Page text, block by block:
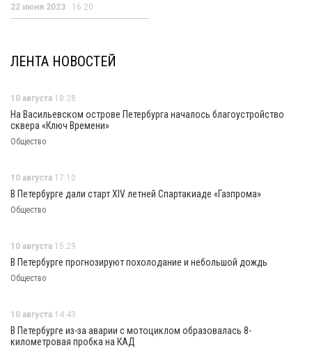
22 июня 2023 16:20
ЛЕНТА НОВОСТЕЙ
10 августа 18:28
На Васильевском острове Петербурга началось благоустройство
сквера «Ключ Времени»
Общество
10 августа 17:10
В Петербурге дали старт XIV летней Спартакиаде «Газпрома»
Общество
10 августа 15:29
В Петербурге прогнозируют похолодание и небольшой дождь
Общество
10 августа 14:43
В Петербурге из-за аварии с мотоциклом образовалась 8-
километровая пробка на КАД